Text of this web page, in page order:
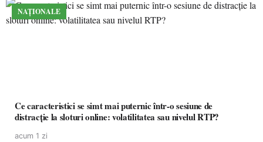
NAȚIONALE
Ce caracteristici se simt mai puternic într-o sesiune de
distracție la sloturi online: volatilitatea sau nivelul RTP?
acum 1 zi